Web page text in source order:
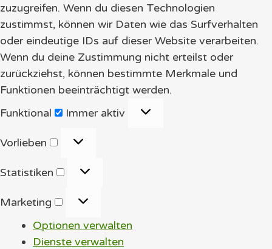
zuzugreifen. Wenn du diesen Technologien
zustimmst, können wir Daten wie das Surfverhalten
oder eindeutige IDs auf dieser Website verarbeiten.
Wenn du deine Zustimmung nicht erteilst oder
zurückziehst, können bestimmte Merkmale und
Funktionen beeinträchtigt werden.
Funktional
Funktional
Immer aktiv
Vorlieben
Vorlieben
Statistiken
Statistiken
Marketing
Marketing
Optionen verwalten
Dienste verwalten